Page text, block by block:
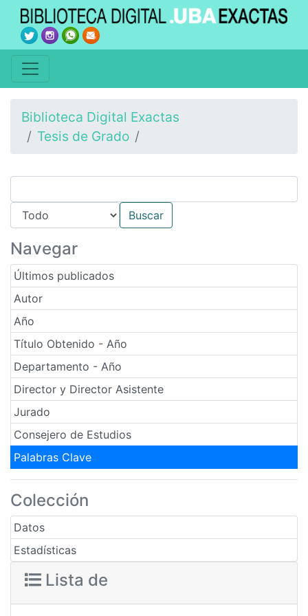
Biblioteca Digital Exactas
Tesis de Grado
Navegar
Últimos publicados
Autor
Año
Título Obtenido - Año
Departamento - Año
Director y Director Asistente
Jurado
Consejero de Estudios
Palabras Clave
Colección
Datos
Estadísticas
Lista de